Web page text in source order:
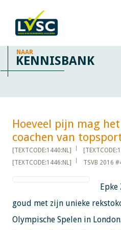
NAAR
KENNISBANK
Hoeveel pijn mag
coachen van
[TEXTCODE:1440:NL]
[TEXTCODE:1446:NL]
TSVB 2016
goud met zijn unieke
Olympische Spelen in